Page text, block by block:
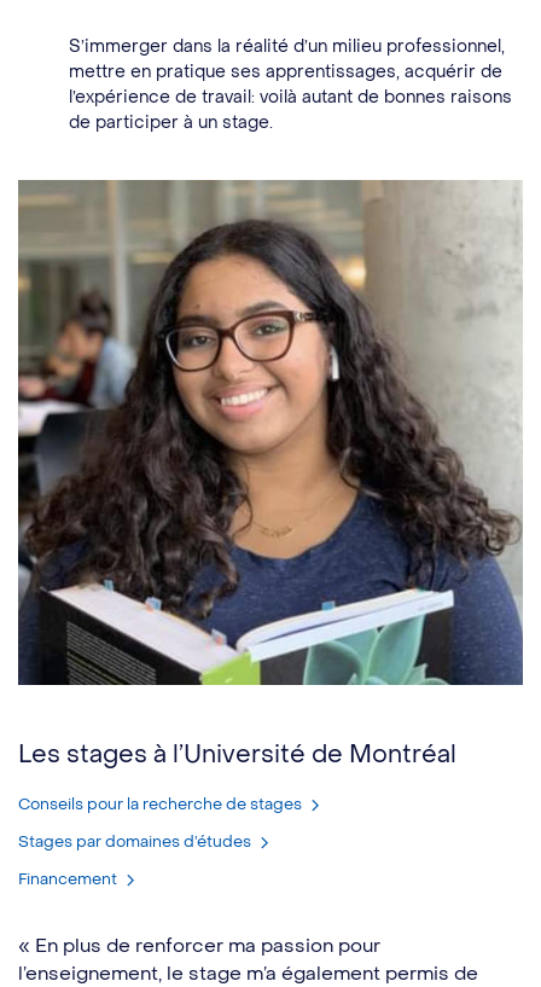
S’immerger dans la réalité d’un milieu professionnel,
mettre en pratique ses apprentissages, acquérir de
l’expérience de travail: voilà autant de bonnes raisons
de participer à un stage.
Les stages à l’Université de Montréal
Conseils pour la recherche de stages
Stages par domaines d’études
Financement
« En plus de renforcer ma passion pour
l’enseignement, le stage m’a également permis de